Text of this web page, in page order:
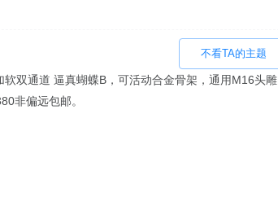
不看TA的主题
双通道 逼真蝴蝶B，可活动合金骨架，通用M16头雕
非偏远包邮。